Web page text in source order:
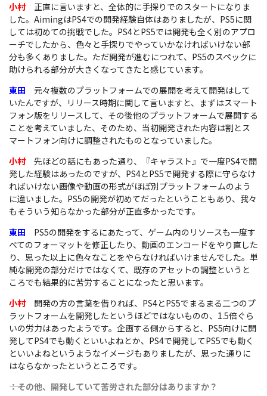
小村正直に言いますと、全体的に手探りでのスタートになりま
した。AimingはPS4での開発経験自体はありましたが、PS5に関
しては初めての挑戦でした。PS4とPS5では開発も全く別のアプロ
ーチでしたから、色々と手探りでやっていかなければいけない部
分も多くありました。ただ開発が進むにつれて、PS5のスペックに
助けられる部分が大きくなってきたと感じています。
東田 元々複数のプラットフォームでの展開を考えて開発はして
いたんですが、リリース時期に関して言いますと、まずはスマート
フォン版をリリースして、その後他のプラットフォームで展開する
ことを考えていました、そのため、当初開発された内容は割とス
マートフォン向けに調整されたものとなっていました。
小村先ほどの話にもあった通り、『キャラスト』で一度PS4で開
発した経験はあったのですが、PS4とPS5で開発する際に守らなけ
ればいけない画像や動画の形式がほぼ別プラットフォームのよう
に違いました。PS5の開発が初めてだったということもあり、我々
もそういう知らなかった部分が正直多かったです。
東田 PS5の開発をするにあたって、ゲーム内のリソースも一度す
べてのフォーマットを修正したり、動画のエンコードをやり直した
り、思った以上に色々なことをやらなければいけませんでした。単
純な開発の部分だけではなくて、既存のアセットの調整というと
ころでも結果的に苦労することになったと思います。
小村開発の方の言葉を借りれば、PS4とPS5でまるまる二つのプ
ラットフォームを開発したというほどではないものの、1.5倍ぐら
いの労力はあったようです。企画する側からすると、PS5向けに開
発してPS4でも動くといいよねとか、PS4で開発してPS5でも動く
といいよねというようなイメージもありましたが、思った通りに
はならなかったというところです。
――：その他、開発していて苦労された部分はありますか？